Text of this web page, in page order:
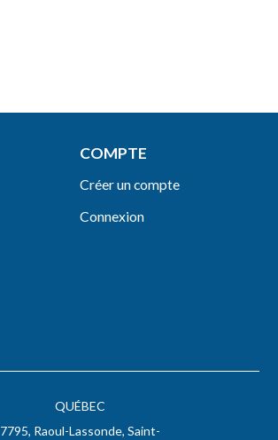
QUÉBEC
7795, Raoul-Lassonde, Saint-
COMPTE
Créer un compte
Connexion